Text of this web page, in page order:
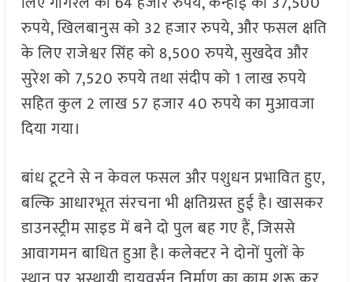
रुपये, खिलबानुस को 32 हजार रुपये, और फसल क्षति
के लिए राजेश्वर सिंह को 8,500 रुपये, सुखदेव और
सुरेश को 7,520 रुपये तथा संदीप को 1 लाख रुपये
सहित कुल 2 लाख 57 हजार 40 रुपये का मुआवजा
दिया गया।
बांध टूटने से न केवल फसल और पशुधन प्रभावित हुए,
बल्कि आधारभूत संरचना भी क्षतिग्रस्त हुई है। खासकर
डाउनस्ट्रीम साइड में बने दो पुल बह गए हैं, जिससे
आवागमन बाधित हुआ है। कलेक्टर ने दोनों पुलों के